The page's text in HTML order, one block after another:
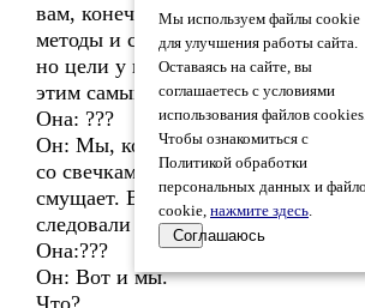
вам, конечно, могут не нравиться
методы и способы. Можем не
но цели у нас общие! Или вы
этим самым..., христианам? А?!
Она: ???
Он: Мы, конечно, члены другой
со свечками и стоим. Но пусть вас
смущает. Вы с какими, которые
следовали за ним?
Она:???
Он: Вот и мы.
Что?
Мы используем файлы cookie
для улучшения работы сайта.
Оставаясь на сайте, вы
соглашаетесь с условиями
использования файлов
Чтобы ознакомиться с
Политикой обработки
персональных данных и
cookie, нажмите здесь.
Соглашаюсь